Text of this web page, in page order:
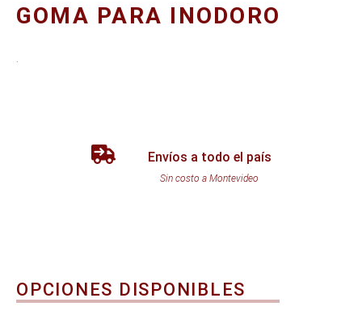
GOMA PARA INODORO
Envíos a todo el país
Sin costo a Montevideo
OPCIONES DISPONIBLES